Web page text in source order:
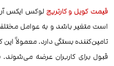
قیمت کویل و کارتریج
است متغیر باشد و به عوامل
تامین‌کننده بستگی دارد. معمولاً این
قبول برای کاربران عرضه